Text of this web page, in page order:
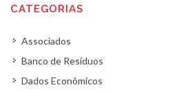
CATEGORIAS
Associados
Banco de Resíduos
Dados Econômicos